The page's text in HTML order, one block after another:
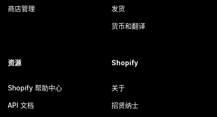
商店管理 发货
货币和翻译
资源
Shopify 帮助中心
API 文档
Shopify
关于
招贤纳士